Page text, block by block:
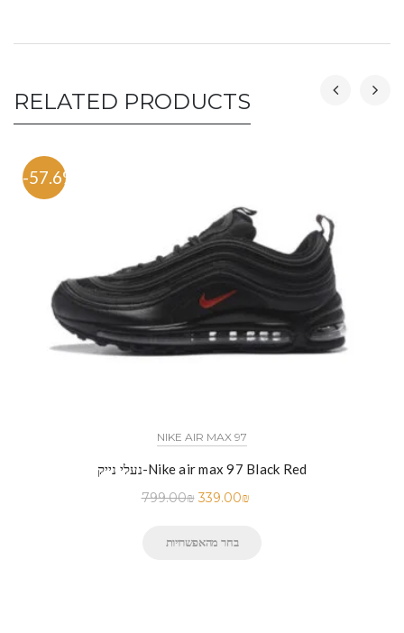
RELATED PRODUCTS
-57.6%
NIKE AIR MAX 97
נעלי נייק-Nike air max 97 Black Red
799.00₪ 339.00₪
בחר מהאפשרויות